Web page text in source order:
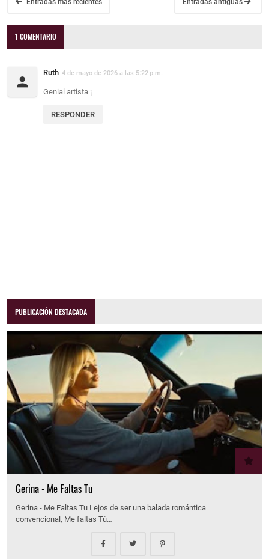
Entradas más recientes Entradas antiguas
1 COMENTARIO
Ruth 4 de mayo de 2026 a las 5:22 p.m.
Genial artista ¡
RESPONDER
PUBLICACIÓN DESTACADA
Gerina - Me Faltas Tu
Gerina - Me Faltas Tu Lejos de ser una balada romántica
convencional, Me faltas Tú…